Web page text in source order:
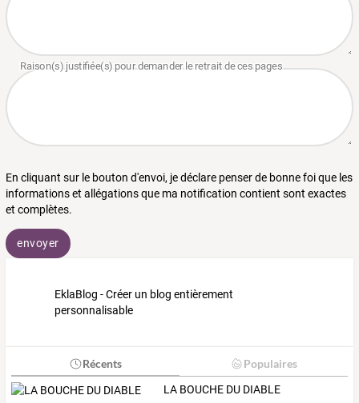
En cliquant sur le bouton d'envoi, je déclare penser de bonne foi que les
informations et allégations que ma notification contient sont exactes
et complètes.
envoyer
EklaBlog - Créer un blog entièrement
personnalisable
Récents Populaires
LA BOUCHE DU DIABLE